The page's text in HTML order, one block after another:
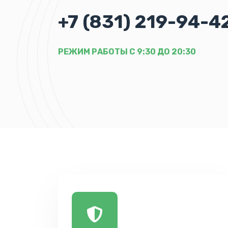
+7 (831) 219-94-
РЕЖИМ РАБОТЫ С 9:30 ДО 20:30